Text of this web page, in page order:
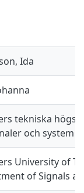
Ida
tekniska
och system
University of
of Signals